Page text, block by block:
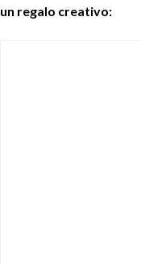
un regalo creativo: